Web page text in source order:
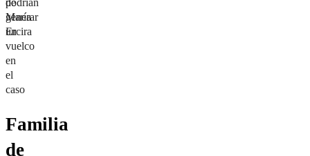
de
María
Ercira
podrían
generar
un
vuelco
en
el
caso
Familia
de